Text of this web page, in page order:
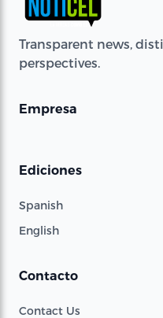
Transparent news,
perspectives.
Empresa
Ediciones
Spanish
English
Contacto
Contact Us